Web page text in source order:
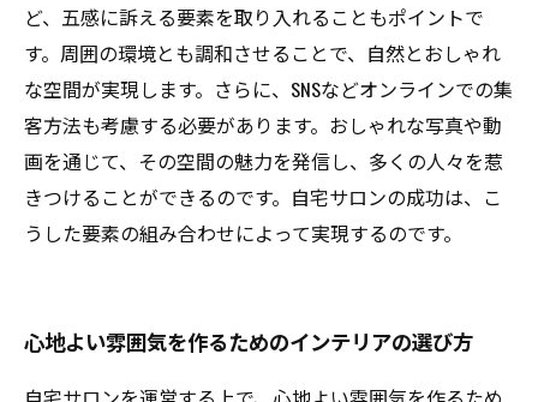
ど、五感に訴える要素を取り入れることもポイントで
す。周囲の環境とも調和させることで、自然とおしゃれ
な空間が実現します。さらに、SNSなどオンラインでの集
客方法も考慮する必要があります。おしゃれな写真や動
画を通じて、その空間の魅力を発信し、多くの人々を惹
きつけることができるのです。自宅サロンの成功は、こ
うした要素の組み合わせによって実現するのです。
心地よい雰囲気を作るためのインテリアの選び方